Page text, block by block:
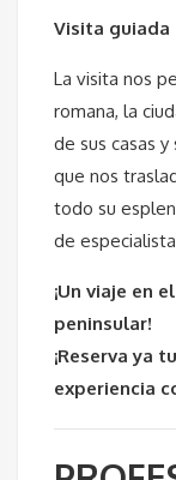
Visita guiada
La visita nos
romana, la
de sus casas
que nos
todo su
de
¡Un viaje en
peninsular!
¡Reserva ya
experiencia